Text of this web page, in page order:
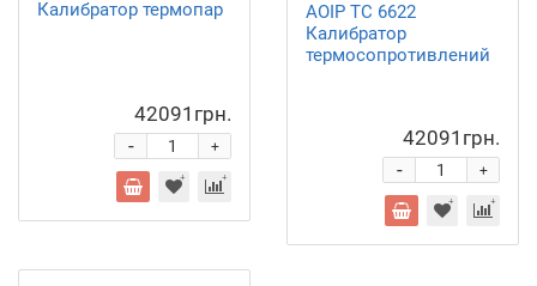
Калибратор термопар
42091грн.
+
-
AOIP TC 6622
Калибратор
термосопротивлений
42091грн.
+
-